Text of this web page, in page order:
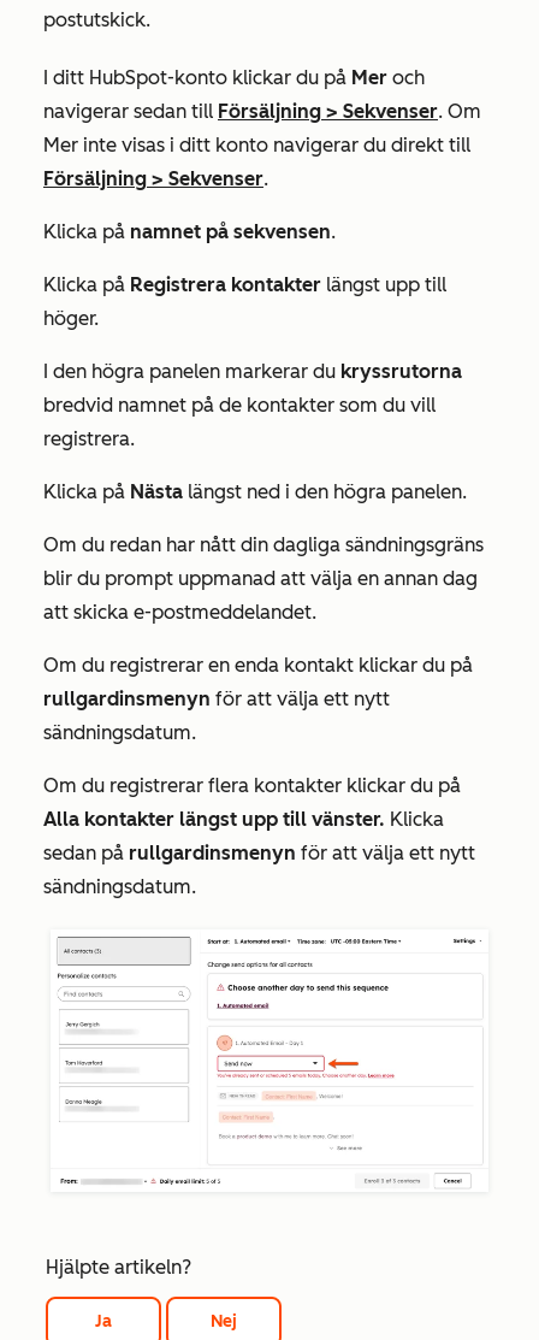
postutskick.
I ditt HubSpot-konto klickar du på Mer och
navigerar sedan till Försäljning > Sekvenser. Om
Mer inte visas i ditt konto navigerar du direkt till
Försäljning > Sekvenser.
Klicka på namnet på sekvensen.
Klicka på Registrera kontakter längst upp till
höger.
I den högra panelen markerar du kryssrutorna
bredvid namnet på de kontakter som du vill
registrera.
Klicka på Nästa längst ned i den högra panelen.
Om du redan har nått din dagliga sändningsgräns
blir du prompt uppmanad att välja en annan dag
att skicka e-postmeddelandet.
Om du registrerar en enda kontakt klickar du på
rullgardinsmenyn för att välja ett nytt
sändningsdatum.
Om du registrerar flera kontakter klickar du på
Alla kontakter längst upp till vänster. Klicka
sedan på rullgardinsmenyn för att välja ett nytt
sändningsdatum.
Hjälpte artikeln?
Ja Nej